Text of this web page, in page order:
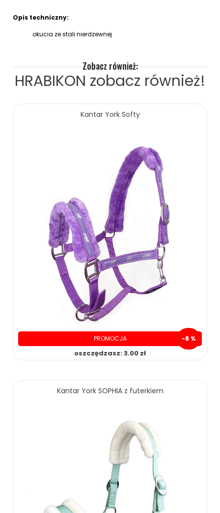
Opis techniczny:
okucia ze stali nierdzewnej
Zobacz również:
HRABIKON zobacz również!
Kantar York Softy
PROMOCJA -8 %
oszczędzasz: 3.00 zł
Kantar York SOPHIA z futerkiem